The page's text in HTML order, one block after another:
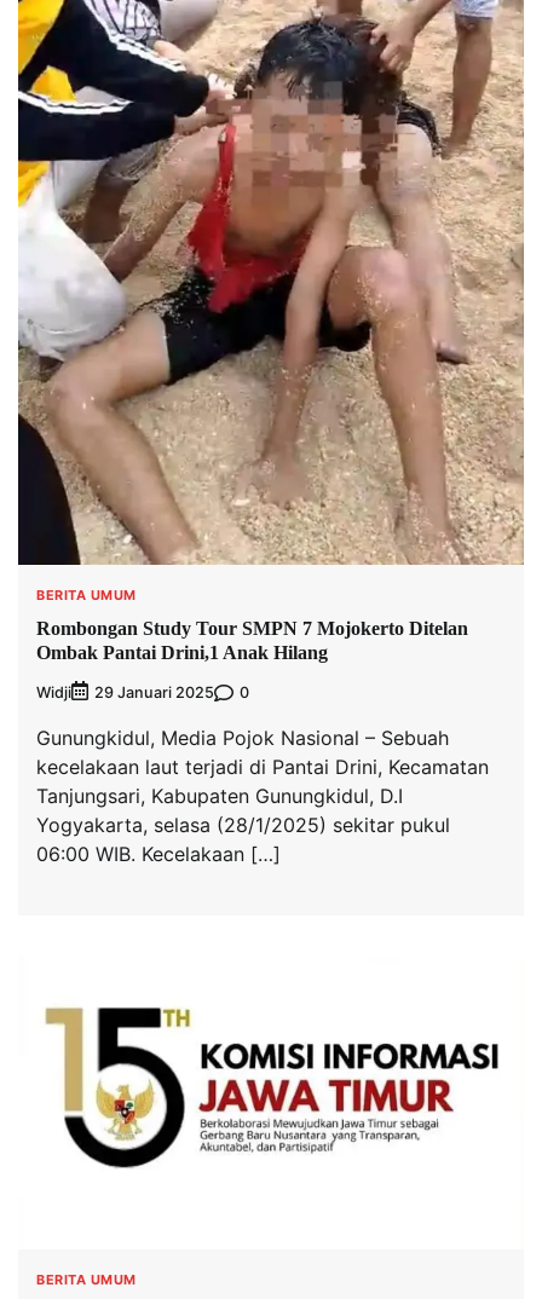
BERITA UMUM
Rombongan Study Tour SMPN 7 Mojokerto Ditelan
Ombak Pantai Drini,1 Anak Hilang
Widji 29 Januari 2025 0
Gunungkidul, Media Pojok Nasional – Sebuah
kecelakaan laut terjadi di Pantai Drini, Kecamatan
Tanjungsari, Kabupaten Gunungkidul, D.I
Yogyakarta, selasa (28/1/2025) sekitar pukul
06:00 WIB. Kecelakaan […]
BERITA UMUM